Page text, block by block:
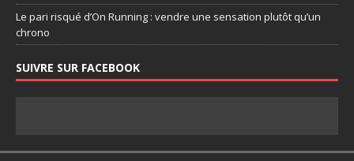
Le pari risqué d’On Running : vendre une sensation plutôt qu’un
chrono
SUIVRE SUR FACEBOOK